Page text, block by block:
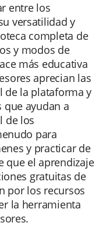
entre los
versatilidad y
completa de
y modos de
más educativa
aprecian las
de la plataforma y
que ayudan a
de los
para
y practicar de
que el aprendizaje
gratuitas de
por los recursos
la herramienta